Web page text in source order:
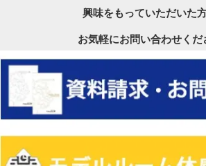
興味をもっていただいた方
お気軽にお問い合わせくだ